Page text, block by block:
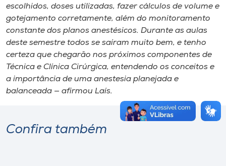
escolhidos, doses utilizadas, fazer cálculos de volume e
gotejamento corretamente, além do monitoramento
constante dos planos anestésicos. Durante as aulas
deste semestre todos se saíram muito bem, e tenho
certeza que chegarão nos próximos componentes de
Técnica e Clínica Cirúrgica, entendendo os conceitos e
a importância de uma anestesia planejada e
balanceada — afirmou Laís.
Confira também